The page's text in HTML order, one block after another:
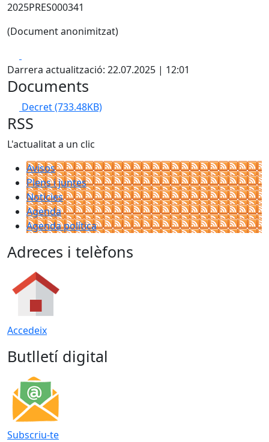
2025PRES000341
(Document anonimitzat)
Darrera actualització: 22.07.2025 | 12:01
Documents
Decret(733.48KB)
RSS
L'actualitat a un clic
Avisos
Plens i juntes
Noticies
Agenda
Agenda política
Adreces i telèfons
Accedeix
Butlletí digital
Subscriu-te